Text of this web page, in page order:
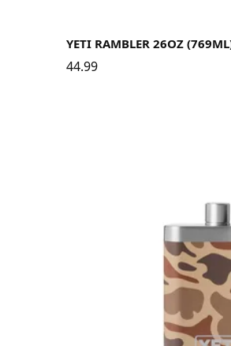
YETI RAMBLER 26OZ
44.99